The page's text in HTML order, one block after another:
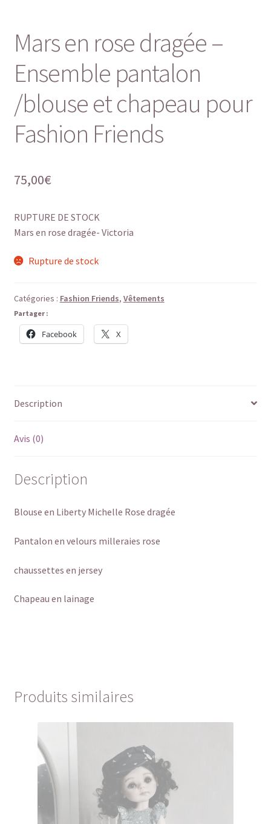
Mars en rose dragée –
Ensemble pantalon
/blouse et chapeau pour
Fashion Friends
75,00€
RUPTURE DE STOCK
Mars en rose dragée- Victoria
Rupture de stock
Catégories : Fashion Friends, Vêtements
Partager :
Facebook X
Description
Avis (0)
Description
Blouse en Liberty Michelle Rose dragée
Pantalon en velours milleraies rose
chaussettes en jersey
Chapeau en lainage
Produits similaires